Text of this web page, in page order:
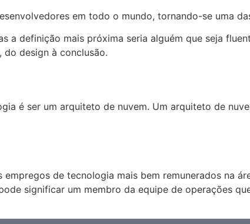
em todo o mundo, tornando-se uma
a definição mais próxima seria alguém que seja
design à conclusão.
é ser um arquiteto de nuvem. Um arquiteto de
de tecnologia mais bem remunerados na
significar um membro da equipe de operações